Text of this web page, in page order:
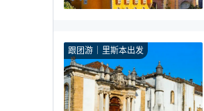
跟团游 里斯本出发